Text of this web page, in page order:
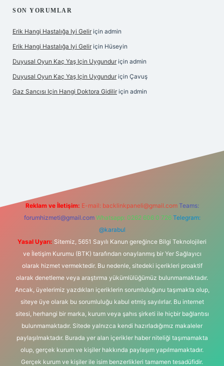
SON YORUMLAR
Erik Hangi Hastalığa Iyi Gelir için admin
Erik Hangi Hastalığa Iyi Gelir için Hüseyin
Duyusal Oyun Kaç Yaş Için Uygundur için admin
Duyusal Oyun Kaç Yaş Için Uygundur için Çavuş
Gaz Sancısı Için Hangi Doktora Gidilir için admin
Reklam ve İletişim: E-mail: backlinkpaneli@gmail.com Teams:
forumhizmeti@gmail.com Whatsapp: 0262 606 0 726 Telegram:
@karabul
Yasal Uyarı: Sitemiz, 5651 Sayılı Kanun gereğince Bilgi Teknolojileri
ve İletişim Kurumu (BTK) tarafından onaylanmış bir Yer Sağlayıcı
olarak hizmet vermektedir. Bu nedenle, sitedeki içerikleri proaktif
olarak denetleme veya araştırma yükümlülüğümüz bulunmamaktadır.
Ancak, üyelerimiz yazdıkları içeriklerin sorumluluğunu taşımakta olup,
siteye üye olarak bu sorumluluğu kabul etmiş sayılırlar. Bu internet
sitesi, herhangi bir marka, kurum veya şahıs şirketi ile hiçbir bağlantısı
bulunmamaktadır. Sitede yalnızca kendi hazırladığımız makaleler
paylaşılmaktadır. Burada yer alan içerikler haber niteliği taşımamakta
olup, gerçek kurum ve kişiler hakkında paylaşım yapılmamaktadır.
Gerçek kurum ve kişiler ile isim benzerlikleri tamamen tesadüfidir.